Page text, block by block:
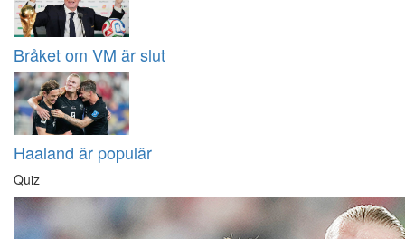
Bråket om VM är slut
Haaland är populär
Quiz